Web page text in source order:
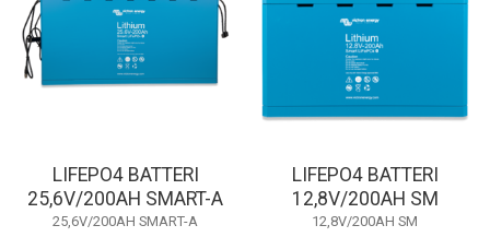
LIFEPO4 BATTERI
25,6V/200AH SMART-A
25,6V/200AH SMART-A
LIFEPO4 BATTERI
12,8V/200AH SM
12,8V/200AH SM